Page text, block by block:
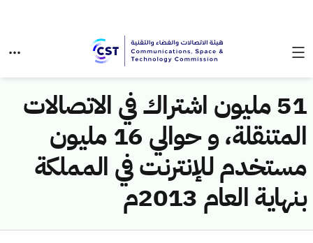
51 مليون اشتراك في الاتصالات
المتنقلة، و حوالي 16 مليون
مستخدم للإنترنت في المملكة
بنهاية العام 2013م